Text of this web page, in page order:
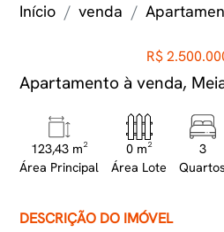
Início venda
R$
Apartamento à venda,
123,43 m²
Área Principal
0 m²
Área Lote
3
Quartos
DESCRIÇÃO DO IMÓVEL